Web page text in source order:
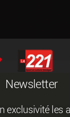
Newsletter
exclusivité les